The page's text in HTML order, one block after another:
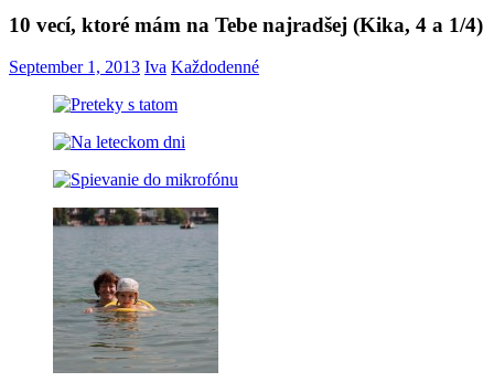
10 vecí, ktoré mám na Tebe najradšej (Kika, 4 a 1/4)
September 1, 2013 Iva Každodenné